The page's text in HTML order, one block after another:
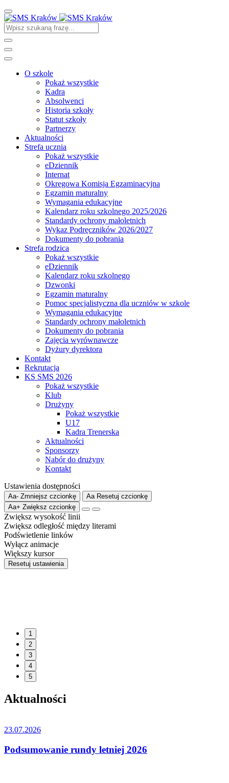
O szkole
Pokaż wszystkie
Kadra
Absolwenci
Historia szkoły
Statut szkoły
Partnerzy
Aktualności
Strefa ucznia
Pokaż wszystkie
eDziennik
Internat
Okręgowa Komisja Egzaminacyjna
Egzamin maturalny
Wymagania edukacyjne
Kalendarz roku szkolnego 2025/2026
Standardy ochrony małoletnich
Wykaz Podręczników 2026/2027
Dokumenty do pobrania
Strefa rodzica
Pokaż wszystkie
eDziennik
Kalendarz roku szkolnego
Dzwonki
Egzamin maturalny
Pomoc specjalistyczna dla uczniów w szkole
Wymagania edukacyjne
Standardy ochrony małoletnich
Dokumenty do pobrania
Zajęcia wyrównawcze
Dyżury dyrektora
Kontakt
Rekrutacja
KS SMS 2026
Pokaż wszystkie
Klub
Drużyny
Pokaż wszystkie
U17
Kadra Trenerska
Aktualności
Sponsorzy
Nabór do drużyny
Kontakt
Ustawienia dostępności
Aa- Zmniejsz czcionkę Aa Resetuj czcionkę
Aa+ Zwiększ czcionkę
Zwiększ wysokość linii
Zwiększ odległość między literami
Podświetlenie linków
Wyłącz animacje
Większy kursor
Resetuj ustawienia
1
2
3
4
5
Aktualności
23.07.2026
Podsumowanie rundy letniej 2026